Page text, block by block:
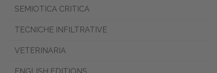
SEMIOTICA CRITICA
TECNICHE INFILTRATIVE
VETERINARIA